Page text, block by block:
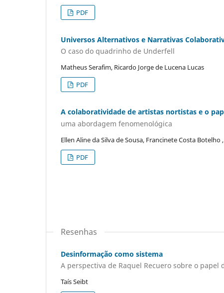
PDF
Universos Alternativos e Narrativas
O caso do quadrinho de Underfell
Matheus Serafim, Ricardo Jorge de Lucena Lucas
PDF
A colaboratividade de artistas nortistas e o
uma abordagem fenomenológica
Ellen Aline da Silva de Sousa, Francinete Costa
PDF
Resenhas
Desinformação como sistema
A perspectiva de Raquel Recuero sobre o
Taís Seibt